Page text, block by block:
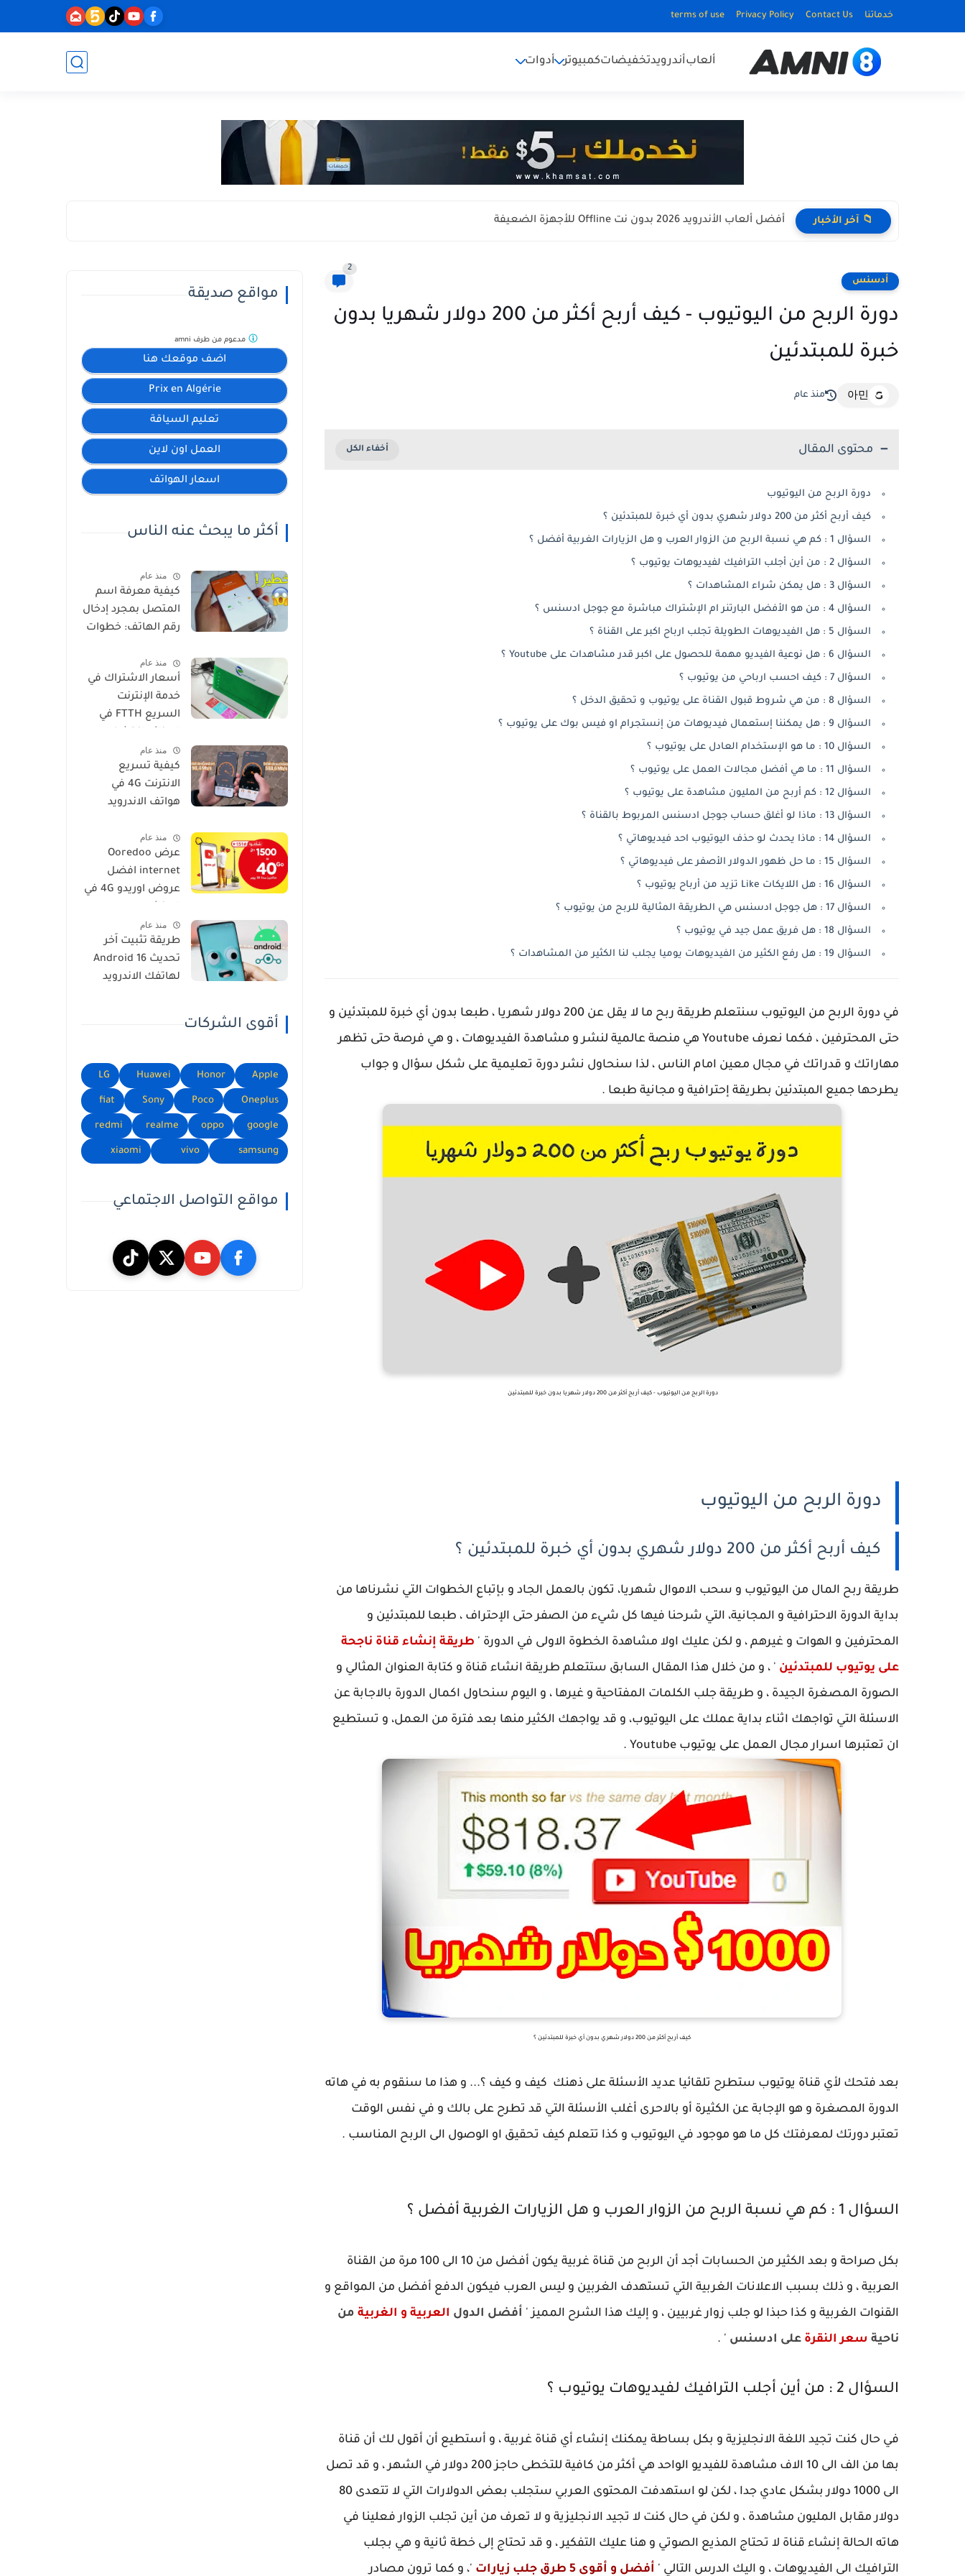
خدماتنا Contact Us
Privacy Policy
terms of use
ألعابأندرويدتخفيضاتكمبيوتر أدوات
📁 آخر الأخبار أفضل ألعاب الأندرويد 2026 بدون نت Offline للأجهزة الضعيفة
أدسنس
2
دورة الربح من اليوتيوب - كيف أربح أكثر من 200 دولار شهريا بدون
خبرة للمبتدئين
아민 منذ عام
محتوى المقال
دورة الربح من اليوتيوب
كيف أربح أكثر من 200 دولار شهري بدون أي خبرة للمبتدئين ؟
السؤال 1 : كم هي نسبة الربح من الزوار العرب و هل الزيارات الغربية أفضل ؟
السؤال 2 : من أين أجلب الترافيك لفيديوهات يوتيوب ؟
السؤال 3 : هل يمكن شراء المشاهدات ؟
السؤال 4 : من هو الأفضل البارتنر ام الإشتراك مباشرة مع جوجل ادسنس ؟
السؤال 5 : هل الفيديوهات الطويلة تجلب ارباح اكبر على القناة ؟
السؤال 6 : هل نوعية الفيديو مهمة للحصول على اكبر قدر مشاهدات على Youtube ؟
السؤال 7 : كيف احسب ارباحي من يوتيوب ؟
السؤال 8 : من هي شروط قبول القناة على يوتيوب و تحقيق الدخل ؟
السؤال 9 : هل يمكننا إستعمال فيديوهات من إنستجرام او فيس بوك على يوتيوب ؟
السؤال 10 : ما هو الإستخدام العادل على يوتيوب ؟
السؤال 11 : ما هي أفضل مجالات العمل على يوتيوب ؟
السؤال 12 : كم أربح من المليون مشاهدة على يوتيوب ؟
السؤال 13 : ماذا لو أغلق حساب جوجل ادسنس المربوط بالقناة ؟
السؤال 14 : ماذا يحدث لو حذف اليوتيوب احد فيديوهاتي ؟
السؤال 15 : ما حل ظهور الدولار الأصفر على فيديوهاتي ؟
السؤال 16 : هل اللايكات Like تزيد من أرباح يوتيوب ؟
السؤال 17 : هل جوجل ادسنس هي الطريقة المثالية للربح من يوتيوب ؟
السؤال 18 : هل فريق عمل جيد في يوتيوب ؟
السؤال 19 : هل رفع الكثير من الفيديوهات يوميا يجلب لنا الكثير من المشاهدات ؟
في دورة الربح من اليوتيوب سنتعلم طريقة ربح ما لا يقل عن 200 دولار شهريا ، طبعا بدون أي خبرة للمبتدئين و
حتى المحترفين ، فكما نعرف Youtube هي منصة عالمية لنشر و مشاهدة الفيديوهات ، و هي فرصة حتى تظهر
مهاراتك و قدراتك في مجال معين امام الناس ، لذا سنحاول نشر دورة تعليمية على شكل سؤال و جواب
يطرحها جميع المبتدئين بطريقة إحترافية و مجانية طبعا .
دورة الربح من اليوتيوب - كيف أربح أكثر من 200 دولار شهريا بدون خبرة للمبتدئين
دورة الربح من اليوتيوب
كيف أربح أكثر من 200 دولار شهري بدون أي خبرة للمبتدئين ؟
طريقة ربح المال من اليوتيوب و سحب الاموال شهريا، تكون بالعمل الجاد و بإتباع الخطوات التي نشرناها من
بداية الدورة الاحترافية و المجانية، التي شرحنا فيها كل شيء من الصفر حتى الإحتراف ، طبعا للمبتدئين و
المحترفين و الهوات و غيرهم ، و لكن عليك اولا مشاهدة الخطوة الاولى في الدورة ' طريقة إنشاء قناة ناجحة
على يوتيوب للمبتدئين ' ، و من خلال هذا المقال السابق ستتعلم طريقة انشاء قناة و كتابة العنوان المثالي و
الصورة المصغرة الجيدة ، و طريقة جلب الكلمات المفتاحية و غيرها ، و اليوم سنحاول اكمال الدورة بالاجابة عن
الاسئلة التي تواجهك اثناء بداية عملك على اليوتيوب، و قد يواجهك الكثير منها بعد فترة من العمل، و تستطيع
ان تعتبرها اسرار مجال العمل على يوتيوب Youtube .
كيف أربح أكثر من 200 دولار شهري بدون أي خبرة للمبتدئين ؟
بعد فتحك لأي قناة يوتيوب ستطرح تلقائيا عديد الأسئلة على ذهنك كيف و كيف ؟... و هذا ما سنقوم به في هاته
الدورة المصغرة و هو الإجابة عن الكثيرة أو بالاحرى أغلب الأسئلة التي قد تطرح على بالك و في نفس الوقت
تعتبر دورتك لمعرفتك كل ما هو موجود في اليوتيوب و كذا تتعلم كيف تحقيق او الوصول الى الربح المناسب .
السؤال 1 : كم هي نسبة الربح من الزوار العرب و هل الزيارات الغربية أفضل ؟
بكل صراحة و بعد الكثير من الحسابات أجد أن الربح من قناة غربية يكون أفضل من 10 الى 100 مرة من القناة
العربية ، و ذلك بسبب الاعلانات الغربية التي تستهدف الغربين و ليس العرب فيكون الدفع أفضل من المواقع و
القنوات الغربية و كذا حبذا لو جلب زوار غربيين ، و إليك هذا الشرح المميز ' أفضل الدول العربية و الغربية من
ناحية سعر النقرة على ادسنس ' .
السؤال 2 : من أين أجلب الترافيك لفيديوهات يوتيوب ؟
في حال كنت تجيد اللغة الانجليزية و بكل بساطة يمكنك إنشاء أي قناة غربية ، و أستطيع أن أقول لك أن قناة
بها من الف الى 10 الاف مشاهدة للفيديو الواحد هي أكثر من كافية للتخطى حاجز 200 دولار في الشهر ، و قد تصل
الى 1000 دولار بشكل عادي جدا ، لكن لو استهدفت المحتوى العربي ستجلب بعض الدولارات التي لا تتعدى 80
دولار مقابل المليون مشاهدة ، و لكن في حال كنت لا تجيد الانجليزية و لا تعرف من أين تجلب الزوار فعلينا في
هاته الحالة إنشاء قناة لا تحتاج المذيع الصوتي و هنا عليك التفكير ، و قد تحتاج إلى خطة ثانية و هي بجلب
الترافيك الى الفيديوهات ، و اليك الدرس التالي ' أفضل و أقوى 5 طرق جلب زيارات '، و كما ترون مصادر
مواقع صديقة
اضف موقعك هنا
Prix en Algérie
تعليم السياقة
العمل اون لاين
اسعار الهواتف
مدعوم من طرف amni
أكثر ما يبحث عنه الناس
منذ عام
كيفية معرفة اسم
المتصل بمجرد إدخال
رقم الهاتف: خطوات
منذ عام
أسعار الاشتراك في
خدمة الإنترنت
السريع FTTH في
عروض IDOOM Fibre
منذ عام
كيفية تسريع
الانترنت 4G في
هواتف الاندرويد
اوريدومنذ عام
عرض Ooredoo
internet افضل
عروض اوريدو 4G في
منذ عام
طريقة تثبيت اَخر
تحديث Android 16
لهاتفك الاندرويد
أقوى الشركات
Apple
Honor
Huawei
LG
Oneplus
Poco
Sony
fiat
google
oppo
realme
redmi
samsung
vivo
xiaomi
مواقع التواصل الاجتماعي